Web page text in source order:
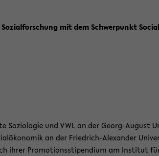
mit dem Schwer­punkt
So­zio­lo­gie und VWL an der Georg-​August
an der Friedrich-​Alexander
ihrer Pro­mo­ti­ons­sti­pen­di­um am In­sti­tut